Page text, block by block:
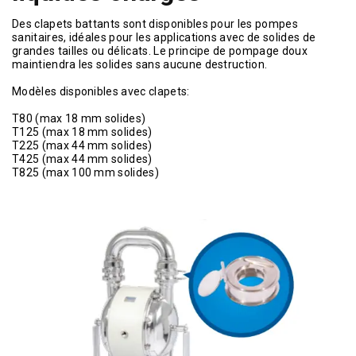
Des clapets battants sont disponibles pour les pompes
sanitaires, idéales pour les applications avec de solides de
grandes tailles ou délicats. Le principe de pompage doux
maintiendra les solides sans aucune destruction.
Modèles disponibles avec clapets:
T80 (max 18 mm solides)
T125 (max 18 mm solides)
T225 (max 44 mm solides)
T425 (max 44 mm solides)
T825 (max 100 mm solides)